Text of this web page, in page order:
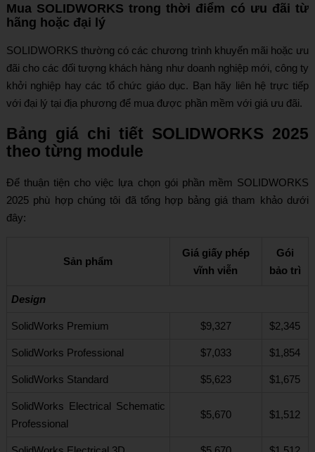
Mua SOLIDWORKS trong thời điểm có ưu đãi từ
hãng hoặc đại lý
SOLIDWORKS thường có các chương trình khuyến mãi hoặc ưu
đãi cho các đối tượng khách hàng như doanh nghiệp mới, công ty
khởi nghiệp hay các tổ chức giáo dục. Bạn hãy liên hệ trực tiếp
với đại lý tại địa phương để mua được phần mềm với giá ưu đãi.
Bảng giá chi tiết SOLIDWORKS 2025
theo từng module
Để thuận tiện cho việc lựa chọn gói phần mềm SOLIDWORKS
2025 phù hợp chúng tôi đã tổng hợp bảng giá tham khảo dưới
đây:
Sản phẩm
Giá giấy phép
vĩnh viễn
Gói
bảo trì
Design
SolidWorks Premium $9,327 $2,345
SolidWorks Professional $7,033 $1,854
SolidWorks Standard $5,623 $1,675
SolidWorks Electrical Schematic
Professional
$5,670 $1,512